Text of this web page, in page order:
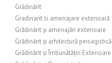
Grădinărit
Gradinarit si amenajare exterioară
Grădinărit și amenajări exterioare
Grădinărit și arhitectură peisagistică
Grădinărit și Îmbunătățiri Exterioare